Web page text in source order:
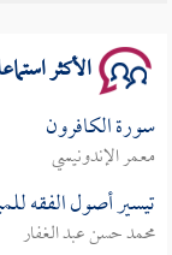
الأكثر
سورة الكافرون
معمر الإندونيسي
تيسير أصول الفقه
محمد حسن عبد الغفار